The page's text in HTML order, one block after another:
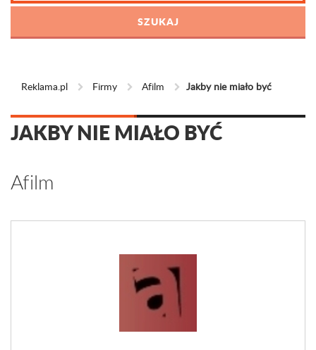
Reklama.pl Firmy Afilm Jakby nie miało być
JAKBY NIE MIAŁO BYĆ
Afilm